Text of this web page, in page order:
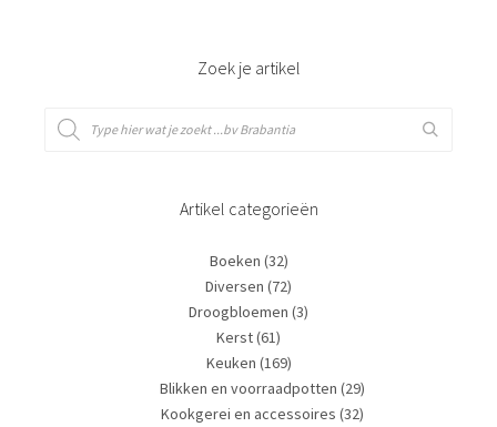
Zoek je artikel
Artikel categorieën
Boeken (32)
Diversen (72)
Droogbloemen (3)
Kerst(61)
Keuken (169)
Blikken en voorraadpotten (29)
Kookgerei en accessoires (32)